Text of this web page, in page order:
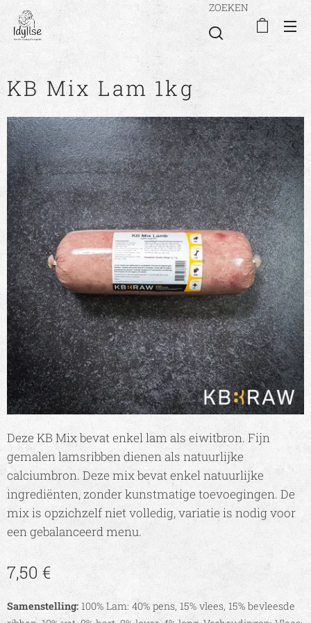
ZOEKEN
KB Mix Lam 1kg
Deze KB Mix bevat enkel lam als eiwitbron. Fijn
gemalen lamsribben dienen als natuurlijke
calciumbron. Deze mix bevat enkel natuurlijke
ingrediënten, zonder kunstmatige toevoegingen. De
mix is opzichzelf niet volledig, variatie is nodig voor
een gebalanceerd menu.
7,50 €
Samenstelling: 100% Lam: 40% pens, 15% vlees, 15% bevleesde